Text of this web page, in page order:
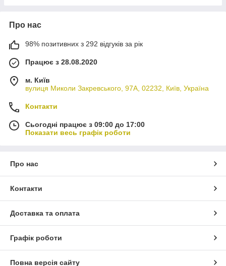
Про нас
98% позитивних з 292 відгуків за рік
Працює з 28.08.2020
м. Київ
вулиця Миколи Закревського, 97А, 02232, Київ, Україна
Контакти
Сьогодні працює з 09:00 до 17:00
Показати весь графік роботи
Про нас
Контакти
Доставка та оплата
Графік роботи
Повна версія сайту